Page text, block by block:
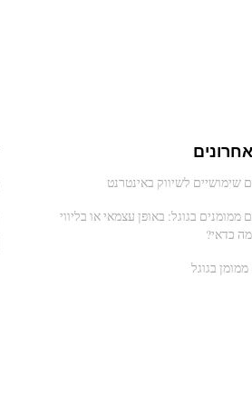
שימושיים לשיווק באינטרנט
ממומנים בגוגל: באופן עצמאי או בליווי
כדאי?
בגוגל